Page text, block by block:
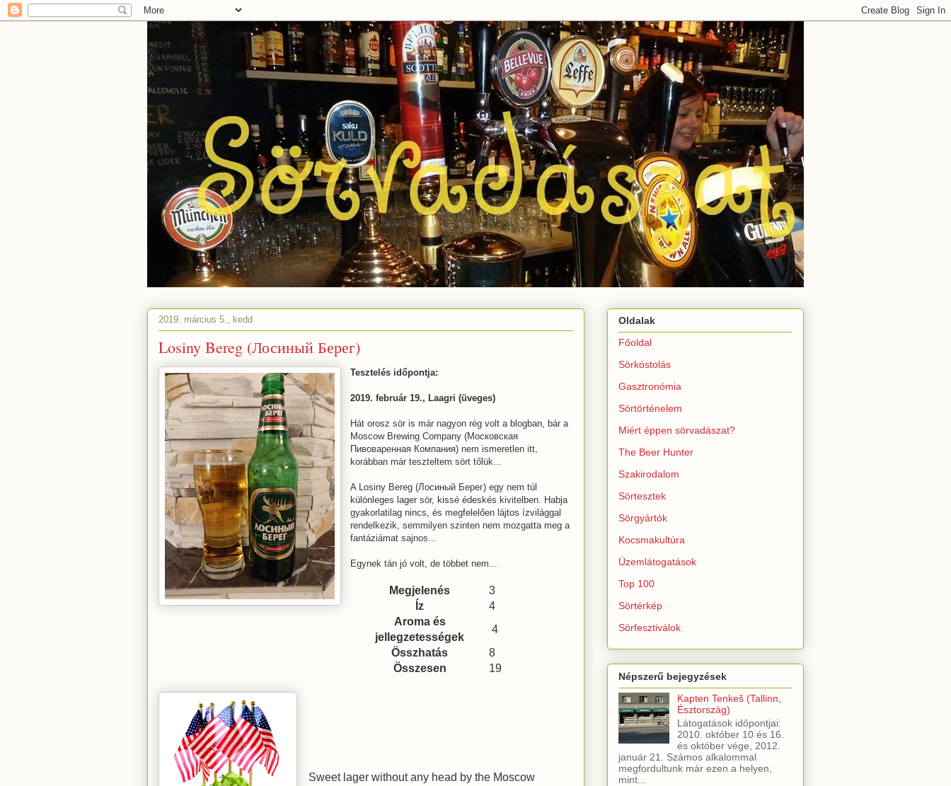
2019. március 5., kedd
Losiny Bereg (Лосиный Берег)
Tesztelés időpontja:
2019. február 19., Laagri (üveges)
Hát orosz sör is már nagyon rég volt a blogban, bár a
Moscow Brewing Company (Московская
Пивоваренная Компания) nem ismeretlen itt,
korábban már teszteltem sört tőlük...
A Losiny Bereg (Лосиный Берег) egy nem túl
különleges lager sör, kissé édeskés kivitelben. Habja
gyakorlatilag nincs, és megfelelően lájtos ízvilággal
rendelkezik, semmilyen szinten nem mozgatta meg a
fantáziámat sajnos...
Egynek tán jó volt, de többet nem...
Megjelenés
3
Íz
4
Aroma és
jellegzetességek
4
Összhatás
8
Összesen
19
Sweet lager without any head by the Moscow
Oldalak
Főoldal
Sörkóstolás
Gasztronómia
Sörtörténelem
Miért éppen sörvadászat?
The Beer Hunter
Szakirodalom
Sörtesztek
Sörgyártók
Kocsmakultúra
Üzemlátogatások
Top 100
Sörtérkép
Sörfesztiválok
Népszerű bejegyzések
Kapten Tenkeš (Tallinn,
Észtország)
Látogatások időpontjai:
2010. október 10 és 16.
és október vége, 2012.
január 21. Számos alkalommal
megfordultunk már ezen a helyen,
mint...